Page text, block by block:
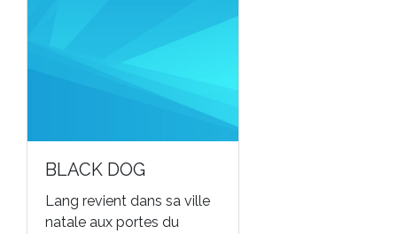
BLACK DOG
Lang revient dans sa ville
natale aux portes du